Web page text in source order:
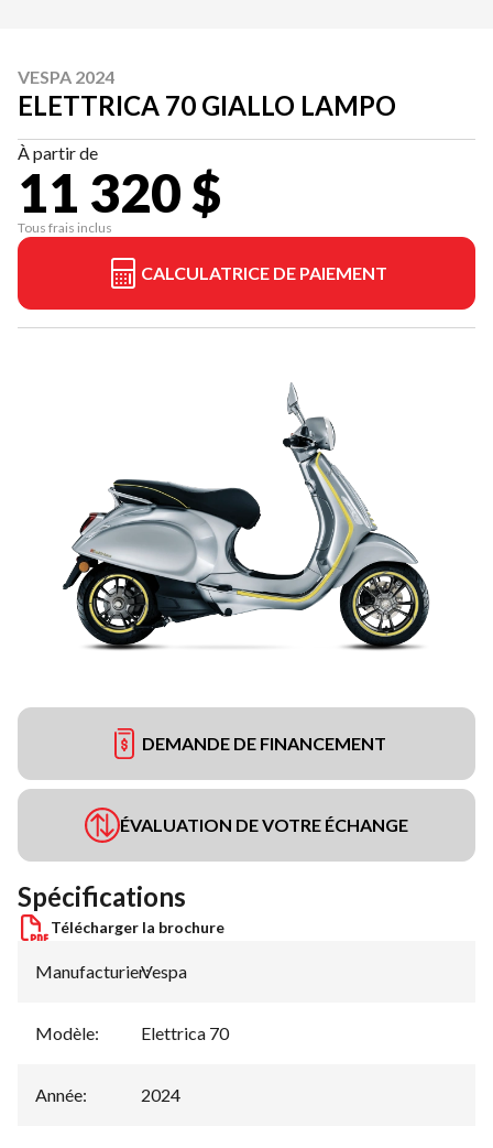
VESPA 2024
ELETTRICA 70 GIALLO LAMPO
À partir de
11 320 $
Tous frais inclus
CALCULATRICE DE PAIEMENT
DEMANDE DE FINANCEMENT
ÉVALUATION DE VOTRE ÉCHANGE
Spécifications
Télécharger la brochure
Manufacturier:
Vespa
Modèle: Elettrica 70
Année: 2024